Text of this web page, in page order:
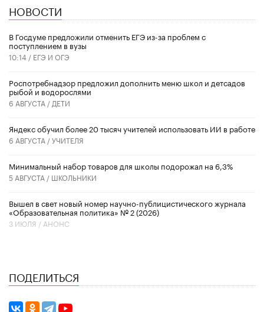
НОВОСТИ
В Госдуме предложили отменить ЕГЭ из-за проблем с
поступлением в вузы
10:14 / ЕГЭ И ОГЭ
Роспотребнадзор предложил дополнить меню школ и детсадов
рыбой и водорослями
6 АВГУСТА / ДЕТИ
​Яндекс обучил более 20 тысяч учителей использовать ИИ в работе
6 АВГУСТА /УЧИТЕЛЯ
Минимальный набор товаров для школы подорожал на 6,3%
5 АВГУСТА / ШКОЛЬНИКИ
Вышел в свет новый номер научно-публицистического журнала
«Образовательная политика» № 2 (2026)
3 ИЮЛЯ / АНОНС
ПОДЕЛИТЬСЯ